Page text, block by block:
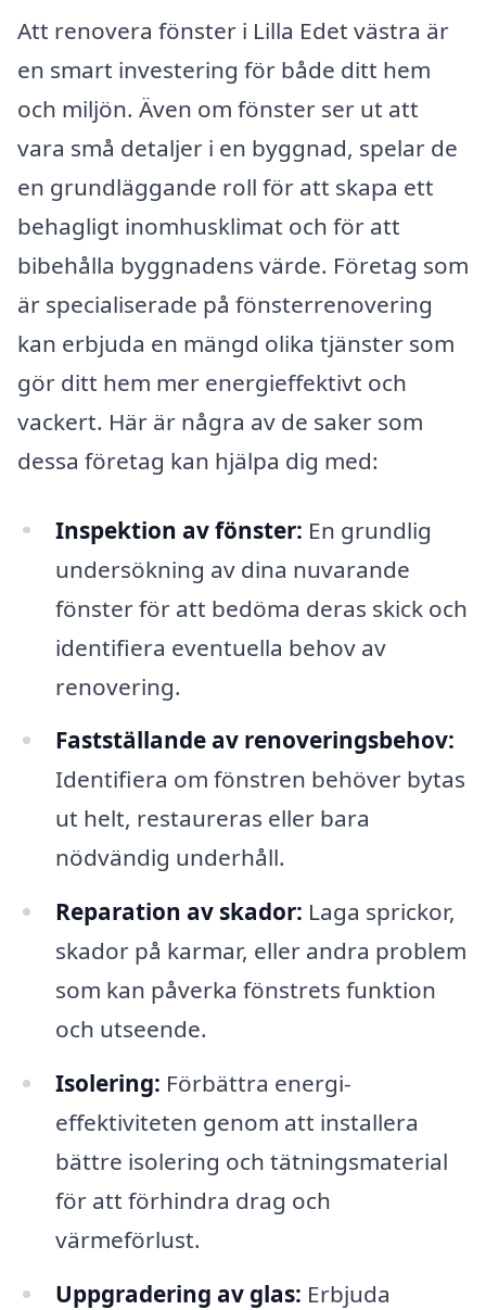
Att renovera fönster i Lilla Edet västra är
en smart investering för både ditt hem
och miljön. Även om fönster ser ut att
vara små detaljer i en byggnad, spelar de
en grundläggande roll för att skapa ett
behagligt inomhusklimat och för att
bibehålla byggnadens värde. Företag som
är specialiserade på fönsterrenovering
kan erbjuda en mängd olika tjänster som
gör ditt hem mer energieffektivt och
vackert. Här är några av de saker som
dessa företag kan hjälpa dig med:
Inspektion av fönster: En grundlig
undersökning av dina nuvarande
fönster för att bedöma deras skick och
identifiera eventuella behov av
renovering.
Fastställande av renoveringsbehov:
Identifiera om fönstren behöver bytas
ut helt, restaureras eller bara
nödvändig underhåll.
Reparation av skador: Laga sprickor,
skador på karmar, eller andra problem
som kan påverka fönstrets funktion
och utseende.
Isolering: Förbättra energi-
effektiviteten genom att installera
bättre isolering och tätningsmaterial
för att förhindra drag och
värmeförlust.
Uppgradering av glas: Erbjuda